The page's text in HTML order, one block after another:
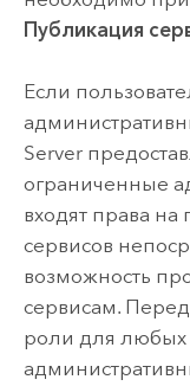
Публикация
Если
Server
ограниченные
входят права
сервисов
возможность
сервисам.
роли для любых